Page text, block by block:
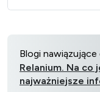
Blogi
Relanium. Na co
najważniejsze